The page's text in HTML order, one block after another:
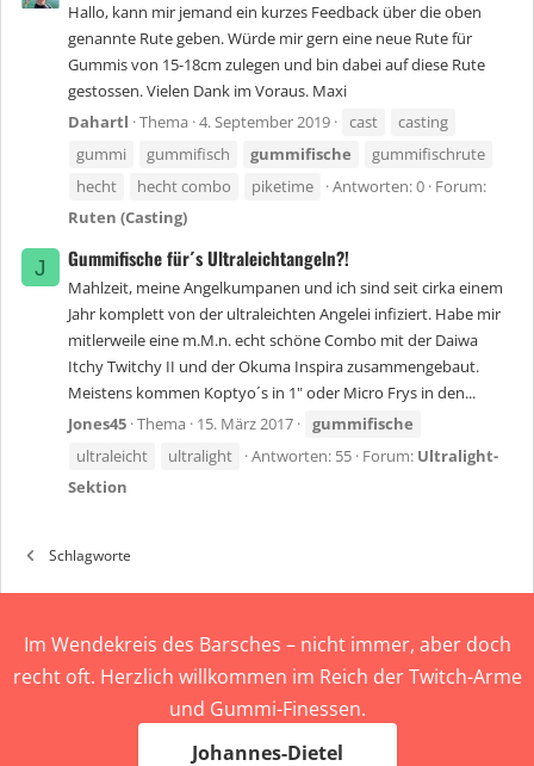
Hallo, kann mir jemand ein kurzes Feedback über die oben
genannte Rute geben. Würde mir gern eine neue Rute für
Gummis von 15-18cm zulegen und bin dabei auf diese Rute
gestossen. Vielen Dank im Voraus. Maxi
Dahartl Thema 4. September 2019 cast
casting
gummi
gummifisch gummifische
gummifischrute
hecht
hecht combo piketime Antworten: 0 Forum:
Ruten (Casting)
J Gummifische für´s Ultraleichtangeln?!
Mahlzeit, meine Angelkumpanen und ich sind seit cirka einem
Jahr komplett von der ultraleichten Angelei infiziert. Habe mir
mitlerweile eine m.M.n. echt schöne Combo mit der Daiwa
Itchy Twitchy II und der Okuma Inspira zusammengebaut.
Meistens kommen Koptyo´s in 1" oder Micro Frys in den...
Jones45 Thema 15. März 2017
gummifische
ultraleicht
ultralight Antworten: 55 Forum: Ultralight-
Sektion
Schlagworte
Im Wendekreis des Barsches – nicht immer, aber doch
recht oft. Herzlich willkommen im Reich der Twitch-Arme
und Gummi-Finessen.
Johannes-Dietel